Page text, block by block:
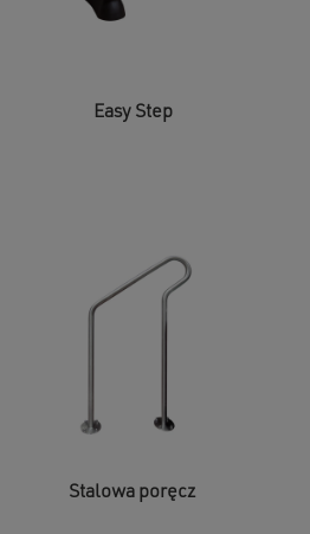
Easy Step
Stalowa poręcz